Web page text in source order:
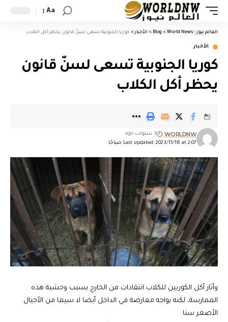
Aa
العالم نيوز - World News >
Blog
> الأخبار > كوريا الجنوبية تسعى لسنّ قانون يحظر أكل الكلاب
الأخبار
كوريا الجنوبية تسعى لسنّ قانون
يحظر أكل الكلاب
Last updated: 2023/11/18 at 2:07 صباحًا
WORLDNW 3 سنوات ago
وأثار أكل الكوريين للكلاب انتقادات من الخارج بسبب وحشية هذه
الممارسة، لكنه يواجه معارضة في الداخل أيضا لا سيما من الأجيال
الأصغر سنا.